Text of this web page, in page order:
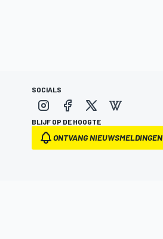
SOCIALS
BLIJF OP DE HOOGTE
ONTVANG NIEUWSMELDINGEN